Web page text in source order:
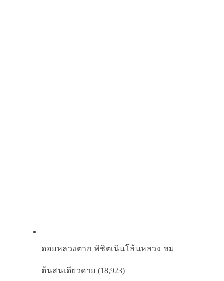
ดอยหลวงตาก พิชิตเนินโล้นหลวง ชม
ต้นสนเดียวดาย (18,923)